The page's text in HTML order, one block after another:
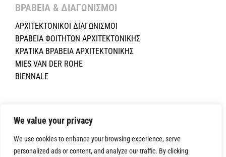
We value your privacy
We use cookies to enhance your browsing experience, serve
personalized ads or content, and analyze our traffic. By clicking
ΒΡΑΒΕΙΑ & ΔΙΑΓΩΝΙΣΜΟΙ ​
ΑΡΧΙΤΕΚΤΟΝΙΚΟΙ ΔΙΑΓΩΝΙΣΜΟΙ
ΒΡΑΒΕΙΑ ΦΟΙΤΗΤΩΝ ΑΡΧΙΤΕΚΤΟΝΙΚΗΣ
ΚΡΑΤΙΚΑ ΒΡΑΒΕΙΑ ΑΡΧΙΤΕΚΤΟΝΙΚΗΣ
MIES VAN DER ROHE
BIENNALE
Reserved. Powered byNETinfo Plc